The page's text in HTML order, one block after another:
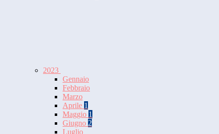
2023
Gennaio
Febbraio
Marzo
Aprile 1
Maggio 1
Giugno 2
Luglio